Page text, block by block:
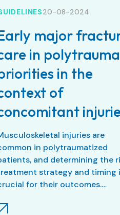
20-08-2024
major
in
in the
of
injuries are
in polytraumatized
and determining the
strategy and timing
for their outcomes.
like Safe Definitive